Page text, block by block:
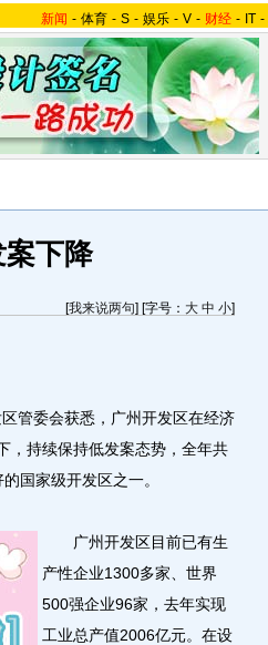
新闻 - 体育 - S - 娱乐 - V - 财经 - IT -
下降
[我来说两句] [字号： 大 中 小]
管委会获悉，广州开发区在经济
，持续保持低发案态势，全年共
国家级开发区之一。
广州开发区目前已有生
产性企业1300多家、世界
500强企业96家，去年实现
工业总产值2006亿元。在设